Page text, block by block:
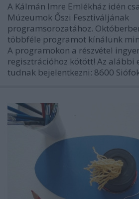
A Kálmán Imre Emlékház idén
Múzeumok Őszi Fesztiváljának
programsorozatához.
többféle programot kínálunk
A programokon a részvétel
regisztrációhoz kötött! Az alábbi
tudnak bejelentkezni: 8600